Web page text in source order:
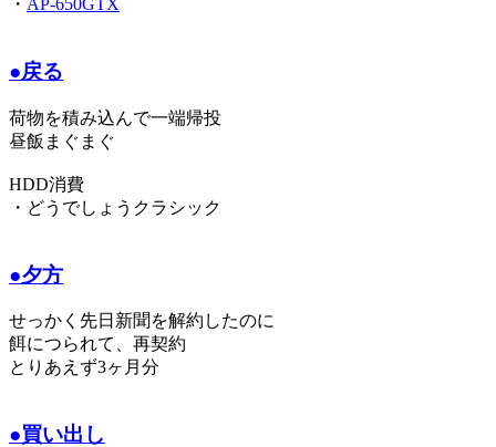
・ AP-650GTX
●戻る
荷物を積み込んで一端帰投
昼飯まぐまぐ
HDD消費
・どうでしょうクラシック
●夕方
せっかく先日新聞を解約したのに
餌につられて、再契約
とりあえず3ヶ月分
●買い出し